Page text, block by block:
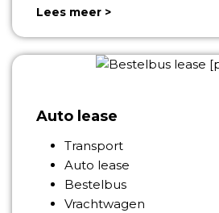
Lees meer >
Auto lease
Transport
Auto lease
Bestelbus
Vrachtwagen